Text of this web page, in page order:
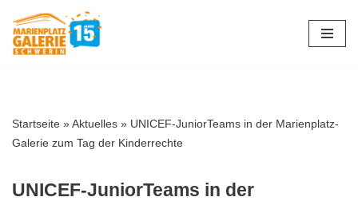
Zum
Startseite »Aktuelles » UNICEF-JuniorTeams in der Marienplatz-
Galerie zum Tag der Kinderrechte
UNICEF-JuniorTeams in der